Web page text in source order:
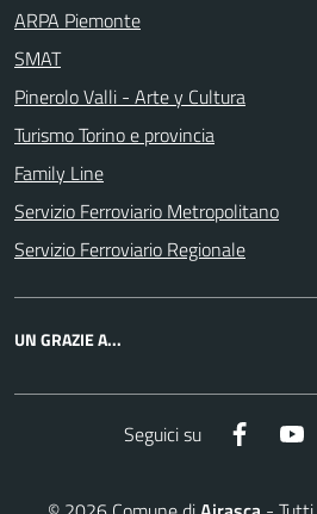
ARPA Piemonte
SMAT
Pinerolo Valli - Arte y Cultura
Turismo Torino e provincia
Family Line
Servizio Ferroviario Metropolitano
Servizio Ferroviario Regionale
UN GRAZIE A...
Seguici su Facebook